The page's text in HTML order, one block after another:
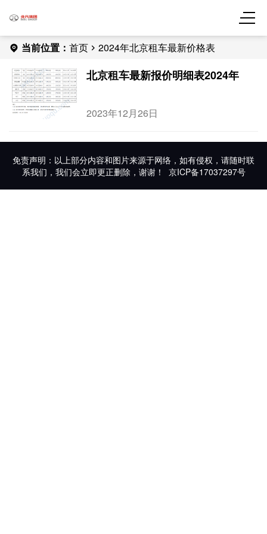
当前位置： 首页 2024年北京租车最新价格表
北京租车最新报价明细表2024年
2023年12月26日
免责声明：以上部分内容和图片来源于网络，如有侵权，请随时联
系我们，我们会立即更正删除，谢谢！ 京ICP备17037297号